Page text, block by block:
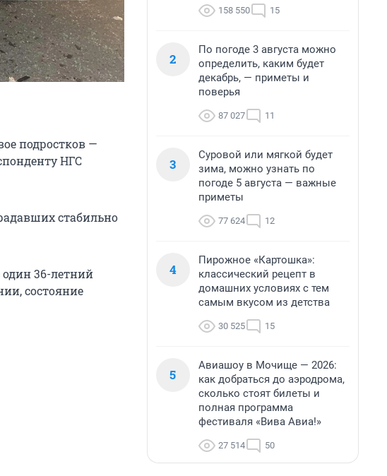
подростков —
НГС
стабильно
36-летний
состояние
158 550 15
2
По погоде 3 августа можно
определить, каким будет
декабрь, — приметы и
поверья
87 027 11
3
Суровой или мягкой будет
зима, можно узнать по
погоде 5 августа — важные
приметы
77 624 12
4
Пирожное «Картошка»:
классический рецепт в
домашних условиях с тем
самым вкусом из детства
30 525 15
5
Авиашоу в Мочище — 2026:
как добраться до аэродрома,
сколько стоят билеты и
полная программа
фестиваля «Вива Авиа!»
27 514 50